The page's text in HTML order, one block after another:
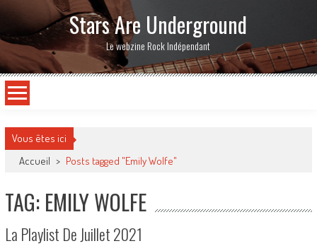
Stars Are Underground
Le webzine Rock Indépendant
Vous êtes ici
Accueil > Posts tagged "Emily Wolfe"
TAG: EMILY WOLFE
La Playlist De Juillet 2021